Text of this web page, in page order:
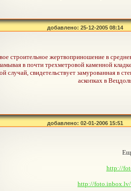
добавлено: 25-12-2005 08:14
строительное жертвоприношение в
в почти трехметровой каменной
случай, свидетельствует замурованная в
аскопках в
добавлено: 02-01-2006 15:51
http://
http://foto.inbox.lv/